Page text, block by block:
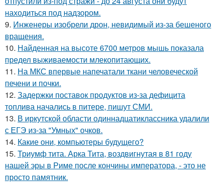
находиться под надзором.
9. Инженеры изобрели дрон, невидимый из-за бешеного
вращения.
10. Найденная на высоте 6700 метров мышь показала
предел выживаемости млекопитающих.
11. На МКС впервые напечатали ткани человеческой
печени и почки.
12. Задержки поставок продуктов из-за дефицита
топлива начались в питере, пишут СМИ.
13. В иркутской области одиннадцатиклассника удалили
с ЕГЭ из-за "Умных" очков.
14. Какие они, компьютеры будущего?
15. Триумф тита. Арка Тита, воздвигнутая в 81 году
нашей эры в Риме после кончины императора, - это не
просто памятник.